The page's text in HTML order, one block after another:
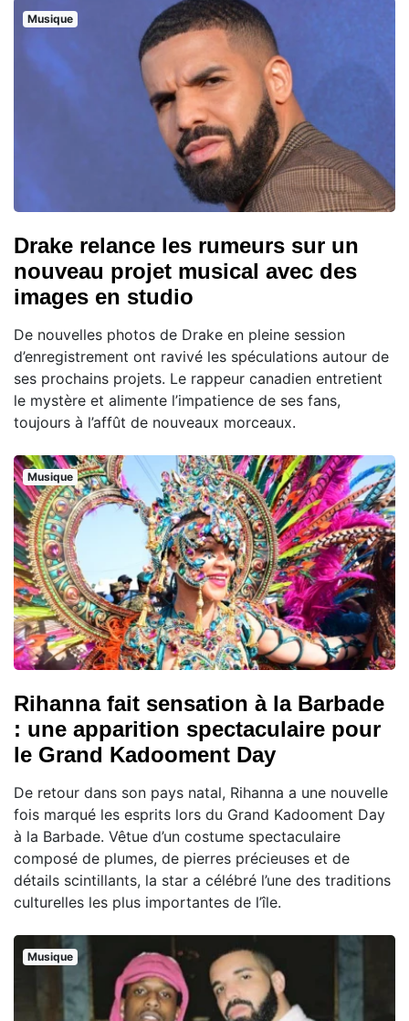
Musique
Drake relance les rumeurs sur un
nouveau projet musical avec des
images en studio
De nouvelles photos de Drake en pleine session
d’enregistrement ont ravivé les spéculations autour de
ses prochains projets. Le rappeur canadien entretient
le mystère et alimente l’impatience de ses fans,
toujours à l’affût de nouveaux morceaux.
Musique
Rihanna fait sensation à la Barbade
: une apparition spectaculaire pour
le Grand Kadooment Day
De retour dans son pays natal, Rihanna a une nouvelle
fois marqué les esprits lors du Grand Kadooment Day
à la Barbade. Vêtue d’un costume spectaculaire
composé de plumes, de pierres précieuses et de
détails scintillants, la star a célébré l’une des traditions
culturelles les plus importantes de l’île.
Musique